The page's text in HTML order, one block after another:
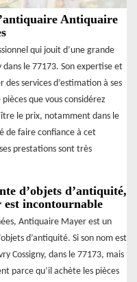
Antiquaire
qui jouit d’une grande
dans le 77173. Son expertise et
services d’estimation à ses
que vous considérez
le prix, notamment dans le
de faire confiance à cet
prestations sont très
d’objets d’antiquité,
incontournable
Antiquaire Mayer est un
d’antiquité. Si son nom est
Cossigny, dans le 77173, mais
parce qu’il achète les pièces